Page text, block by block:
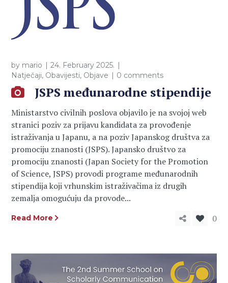
by mario
24. February 2025.
Natječaji, Obavijesti, Objave 0 comments
JSPS međunarodne stipendije
Ministarstvo civilnih poslova objavilo je na svojoj web
stranici poziv za prijavu kandidata za provođenje
istraživanja u Japanu, a na poziv Japanskog društva za
promociju znanosti (JSPS). Japansko društvo za
promociju znanosti (Japan Society for the Promotion
of Science, JSPS) provodi programe međunarodnih
stipendija koji vrhunskim istraživačima iz drugih
zemalja omogućuju da provode...
Read More 0